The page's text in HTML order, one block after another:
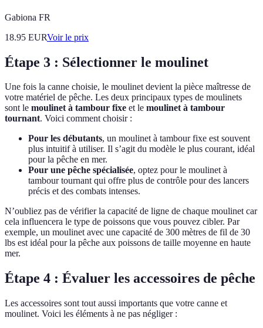
Gabiona FR
18.95 EURVoir le prix
Étape 3 : Sélectionner le moulinet
Une fois la canne choisie, le moulinet devient la pièce maîtresse de
votre matériel de pêche. Les deux principaux types de moulinets
sont le moulinet à tambour fixe et le moulinet à tambour
tournant. Voici comment choisir :
Pour les débutants, un moulinet à tambour fixe est souvent
plus intuitif à utiliser. Il s’agit du modèle le plus courant, idéal
pour la pêche en mer.
Pour une pêche spécialisée, optez pour le moulinet à
tambour tournant qui offre plus de contrôle pour des lancers
précis et des combats intenses.
N’oubliez pas de vérifier la capacité de ligne de chaque moulinet car
cela influencera le type de poissons que vous pouvez cibler. Par
exemple, un moulinet avec une capacité de 300 mètres de fil de 30
lbs est idéal pour la pêche aux poissons de taille moyenne en haute
mer.
Étape 4 : Évaluer les accessoires de pêche
Les accessoires sont tout aussi importants que votre canne et
moulinet. Voici les éléments à ne pas négliger :